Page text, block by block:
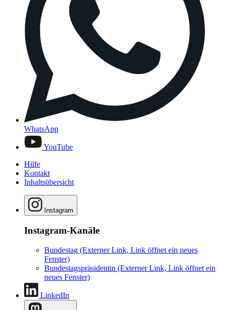
WhatsApp
YouTube
Hilfe
Kontakt
Inhaltsübersicht
Instagram
Instagram-Kanäle
Bundestag (Externer Link, Link öffnet ein neues
Fenster)
Bundestagspräsidentin (Externer Link, Link öffnet ein
neues Fenster)
LinkedIn